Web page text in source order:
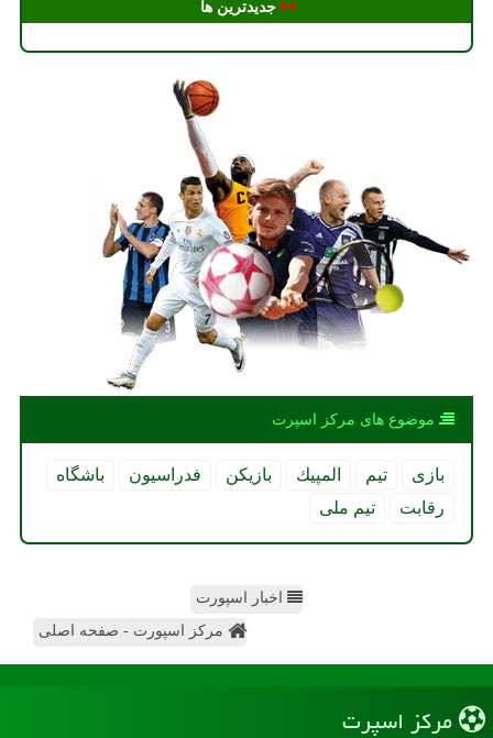
جدیدترین ها
موضوع های مركز اسپرت
بازی تیم المپیك بازیكن فدراسیون
باشگاه
رقابت
تیم ملی
اخبار اسپورت
مرکز اسپورت - صفحه اصلی
مركز اسپرت